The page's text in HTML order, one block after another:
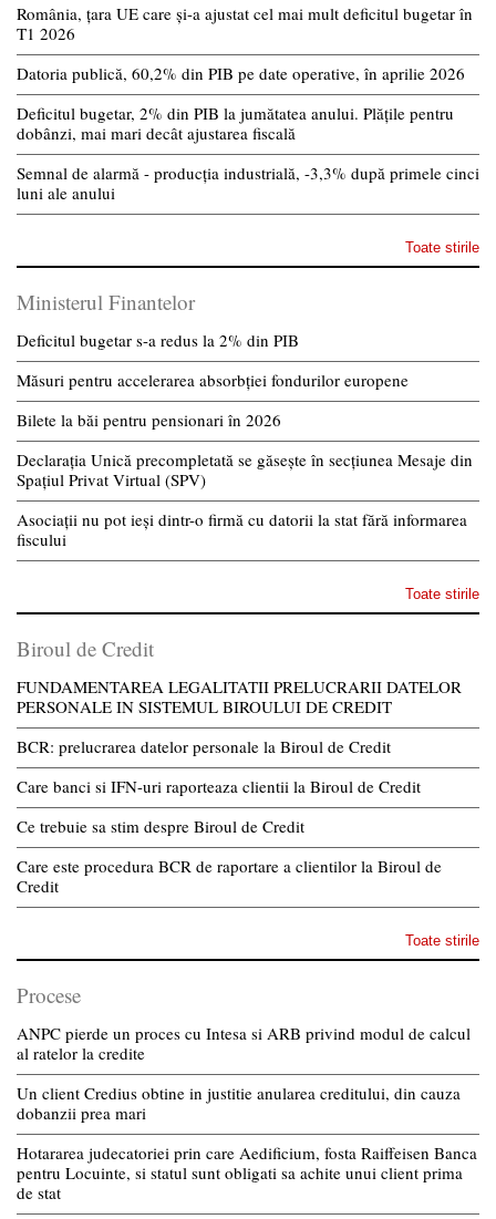
România, țara UE care și-a ajustat cel mai mult deficitul bugetar în
T1 2026
Datoria publică, 60,2% din PIB pe date operative, în aprilie 2026
Deficitul bugetar, 2% din PIB la jumătatea anului. Plățile pentru
dobânzi, mai mari decât ajustarea fiscală
Semnal de alarmă - producția industrială, -3,3% după primele cinci
luni ale anului
Toate stirile
Ministerul Finantelor
Deficitul bugetar s-a redus la 2% din PIB
Măsuri pentru accelerarea absorbției fondurilor europene
Bilete la băi pentru pensionari în 2026
Declarația Unică precompletată se găsește în secțiunea Mesaje din
Spațiul Privat Virtual (SPV)
Asociații nu pot ieși dintr-o firmă cu datorii la stat fără informarea
fiscului
Toate stirile
Biroul de Credit
FUNDAMENTAREA LEGALITATII PRELUCRARII DATELOR
PERSONALE IN SISTEMUL BIROULUI DE CREDIT
BCR: prelucrarea datelor personale la Biroul de Credit
Care banci si IFN-uri raporteaza clientii la Biroul de Credit
Ce trebuie sa stim despre Biroul de Credit
Care este procedura BCR de raportare a clientilor la Biroul de
Credit
Toate stirile
Procese
ANPC pierde un proces cu Intesa si ARB privind modul de calcul
al ratelor la credite
Un client Credius obtine in justitie anularea creditului, din cauza
dobanzii prea mari
Hotararea judecatoriei prin care Aedificium, fosta Raiffeisen Banca
pentru Locuinte, si statul sunt obligati sa achite unui client prima
de stat